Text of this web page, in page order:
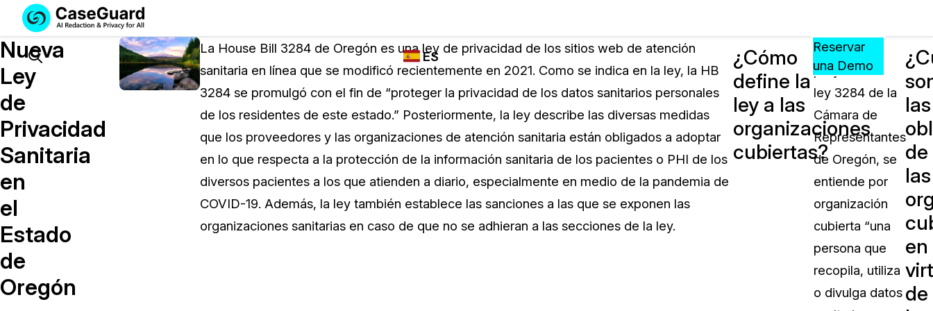
Servicios
SUSCRÍBASE
A
CASEGUARD
STUDIO
Licencia de CaseGuard Studio
Soluciones
FUNCIONES DE
TRANSCRIPCIÓN
Y TRADUCCIÓN
DE CASEGUARD
Redacción de vídeos
de notas y más con un solo clic desde una
cantidad ilimitada de videos
Industrias
¿QUIÉN
CASEGUARD?
Transportación
La Atención Médica
PreciosRecursos
APRENDA,
CONECTE
Y
CREZCA
CON
CASEGUARD
Preguntas Frecuentes
Explore preguntas frecuentes
CaseGuard
Artículos
Redacte archivos de video con
algoritmo mejorado
Eventos
Search
ES
Español
Reservar
una Demo
Nueva
Ley
de
Privacidad
Sanitaria
en
el
Estado
de
Oregón
La House Bill 3284 de Oregón es una ley de privacidad de los sitios web de atención
sanitaria en línea que se modificó recientemente en 2021. Como se indica en la ley, la HB
3284 se promulgó con el fin de “proteger la privacidad de los datos sanitarios personales
de los residentes de este estado.” Posteriormente, la ley describe las diversas medidas
que los proveedores y las organizaciones de atención sanitaria están obligados a adoptar
en lo que respecta a la protección de la información sanitaria de los pacientes o PHI de los
diversos pacientes a los que atienden a diario, especialmente en medio de la pandemia de
COVID-19. Además, la ley también establece las sanciones a las que se exponen las
organizaciones sanitarias en caso de que no se adhieran a las secciones de la ley.
¿Cómo
define la
ley a las
organizaciones
cubiertas?
Según el
proyecto de
ley 3284 de la
Cámara de
Representantes
de Oregón, se
entiende por
organización
cubierta “una
persona que
recopila, utiliza
o divulga datos
las
de
las
en
de